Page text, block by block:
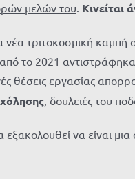
μελών του. Κινείται
τριτοκοσμική
το 2021
θέσεις εργασίας
, δουλειές του
να είναι